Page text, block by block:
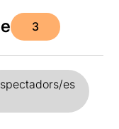
3
es